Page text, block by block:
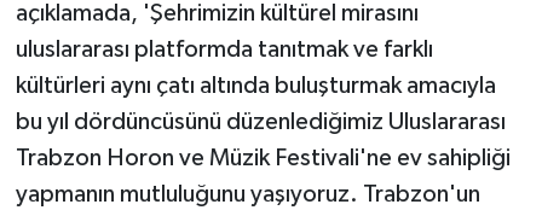
açıklamada, 'Şehrimizin kültürel mirasını
uluslararası platformda tanıtmak ve farklı
kültürleri aynı çatı altında buluşturmak amacıyla
bu yıl dördüncüsünü düzenlediğimiz Uluslararası
Trabzon Horon ve Müzik Festivali'ne ev sahipliği
yapmanın mutluluğunu yaşıyoruz. Trabzon'un